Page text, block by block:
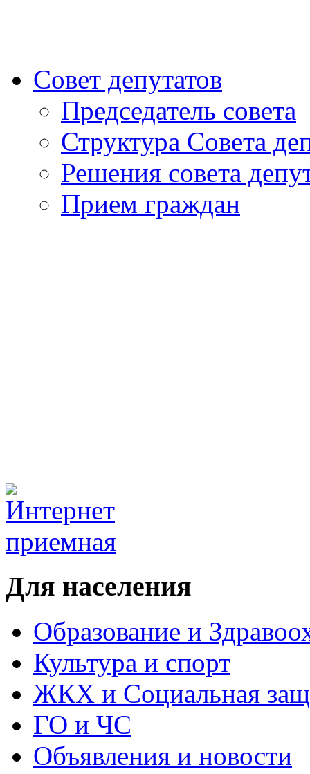
Совет депутатов
Председатель совета
Структура Совета
Решения совета
Прием граждан
Для населения
Образование и
Культура и спорт
ЖКХ и Социальная
ГО и ЧС
Объявления и новости